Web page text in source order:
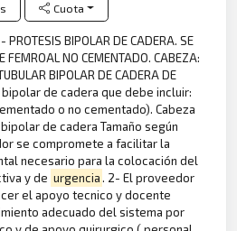
Cuota
BIPOLAR DE CADERA. SE
FEMROAL NO CEMENTADO. CABEZA:
BIPOLAR DE CADERA DE
de cadera que debe incluir:
o no cementado). Cabeza
de cadera Tamaño según
se compromete a facilitar la
necesario para la colocación del
y de urgencia. 2- El proveedor
el apoyo tecnico y docente
adecuado del sistema por